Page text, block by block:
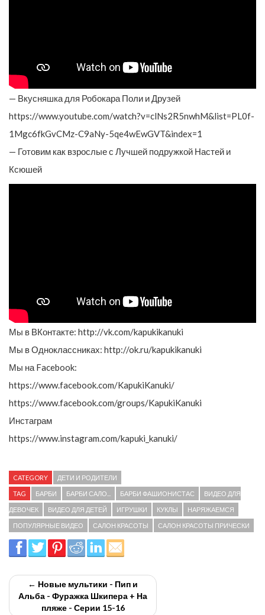
— Вкусняшка для Робокара Поли и Друзей
https://www.youtube.com/watch?v=clNs2R5nwhM&list=PL0f-
1Mgc6fkGvCMz-C9aNy-5qe4wEwGVT&index=1
— Готовим как взрослые с Лучшей подружкой Настей и
Ксюшей
Мы в ВКонтакте: http://vk.com/kapukikanuki
Мы в Одноклассниках: http://ok.ru/kapukikanuki
Мы на Facebook:
https://www.facebook.com/KapukiKanuki/
https://www.facebook.com/groups/KapukiKanuki
Инстаграм
https://www.instagram.com/kapuki_kanuki/
CATEGORY ДЕТИ И РОДИТЕЛИ
TAG БАРБИ БАРБИ САЛО... БАРБИ ФАШИОНИСТАС ВИДЕО ДЛЯ
ДЕВОЧЕК ВИДЕО ДЛЯ ДЕТЕЙ ИГРУШКИ КУКЛЫ НАРЯЖАЕМСЯ
ПОПУЛЯРНЫЕ ВИДЕО САЛОН КРАСОТЫ САЛОН КРАСОТЫ ПРИЧЕСКИ
← Новые мультики - Пип и
Альба - Фуражка Шкипера + На
пляже - Серии 15-16